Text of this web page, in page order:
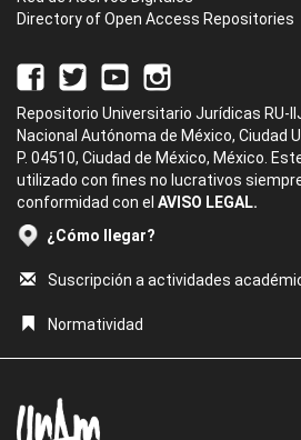
Directory of Open Access Repositories
Repositorio Universitario Jurídicas RU-
Nacional Autónoma de México, Ciudad
P. 04510, Ciudad de México, México.
utilizado con fines no lucrativos
conformidad con el AVISO LEGAL.
¿Cómo llegar?
Suscripción a actividades
Normatividad